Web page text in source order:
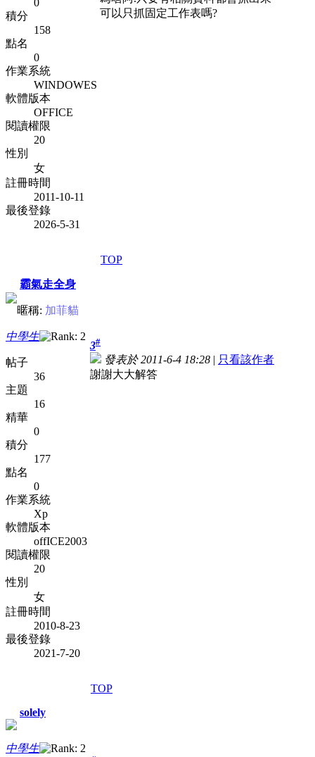
積分
158
點名
0
作業系統
WINDOWES
軟體版本
OFFICE
閱讀權限
20
性別
女
註冊時間
2011-10-11
最後登錄
2026-5-31
可以只抓固定工作表嗎?
TOP
霸氣走全身
暱稱: 加菲貓
中學生
帖子
36
主題
16
精華
0
積分
177
點名
0
作業系統
Xp
軟體版本
offICE2003
閱讀權限
20
性別
女
註冊時間
2010-8-23
最後登錄
2021-7-20
3#
發表於 2011-6-4 18:28 | 只看該作者
謝謝大大解答
TOP
solely
中學生